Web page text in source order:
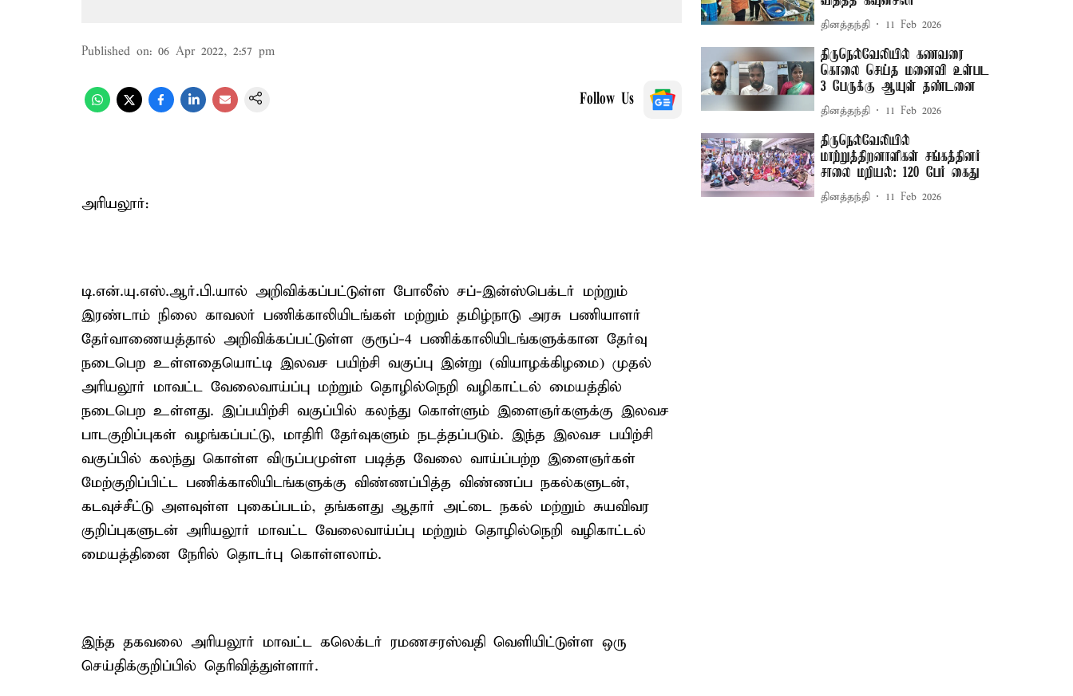
Published on: 06 Apr 2022, 2:57 pm
Follow Us
அரியலூர்:
டி.என்.யு.எஸ்.ஆர்.பி.யால் அறிவிக்கப்பட்டுள்ள போலீஸ் சப்-இன்ஸ்பெக்டர் மற்றும்
இரண்டாம் நிலை காவலர் பணிக்காலியிடங்கள் மற்றும் தமிழ்நாடு அரசு பணியாளர்
தேர்வாணையத்தால் அறிவிக்கப்பட்டுள்ள குரூப்-4 பணிக்காலியிடங்களுக்கான தேர்வு
நடைபெற உள்ளதையொட்டி இலவச பயிற்சி வகுப்பு இன்று (வியாழக்கிழமை) முதல்
அரியலூர் மாவட்ட வேலைவாய்ப்பு மற்றும் தொழில்நெறி வழிகாட்டல் மையத்தில்
நடைபெற உள்ளது. இப்பயிற்சி வகுப்பில் கலந்து கொள்ளும் இளைஞர்களுக்கு இலவச
பாடகுறிப்புகள் வழங்கப்பட்டு, மாதிரி தேர்வுகளும் நடத்தப்படும். இந்த இலவச பயிற்சி
வகுப்பில் கலந்து கொள்ள விருப்பமுள்ள படித்த வேலை வாய்ப்பற்ற இளைஞர்கள்
மேற்குறிப்பிட்ட பணிக்காலியிடங்களுக்கு விண்ணப்பித்த விண்ணப்ப நகல்களுடன்,
கடவுச்சீட்டு அளவுள்ள புகைப்படம், தங்களது ஆதார் அட்டை நகல் மற்றும் சுயவிவர
குறிப்புகளுடன் அரியலூர் மாவட்ட வேலைவாய்ப்பு மற்றும் தொழில்நெறி வழிகாட்டல்
மையத்தினை நேரில் தொடர்பு கொள்ளலாம்.
இந்த தகவலை அரியலூர் மாவட்ட கலெக்டர் ரமணசரஸ்வதி வெளியிட்டுள்ள ஒரு
செய்திக்குறிப்பில் தெரிவித்துள்ளார்.
தினத்தந்தி 11 Feb 2026
திருநெல்வேலியில் கணவரை
கொலை செய்த மனைவி உள்பட
3 பேருக்கு ஆயுள் தண்டனை
தினத்தந்தி 11 Feb 2026
திருநெல்வேலியில்
மாற்றுத்திறனாளிகள் சங்கத்தினர்
சாலை மறியல்: 120 பேர் கைது
தினத்தந்தி 11 Feb 2026